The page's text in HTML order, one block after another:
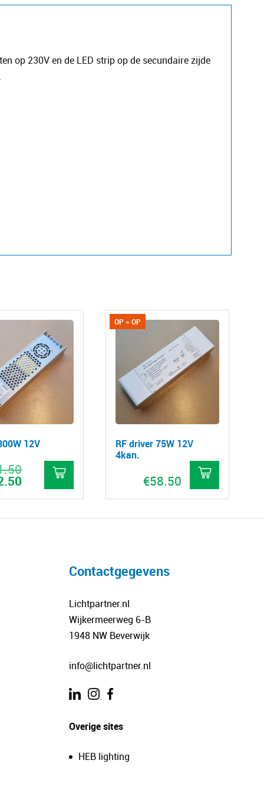
op 230V en de LED strip op de secundaire zijde
12V
Oorspronkelijke
€41.50.
is:
OP = OP
RF driver 75W 12V
4kan.
€58.50
Contactgegevens
Lichtpartner.nl
Wijkermeerweg 6-B
1948 NW Beverwijk
info@lichtpartner.nl
.
Overige sites
HEB lighting